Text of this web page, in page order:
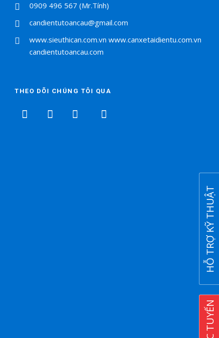
0909 496 567 (Mr.Tính)
candientutoancau@gmail.com
www.sieuthican.com.vn www.canxetaidientu.com.vn
candientutoancau.com
THEO DÕI CHÚNG TÔI QUA
HỖ TRỢ KỸ THUẬT